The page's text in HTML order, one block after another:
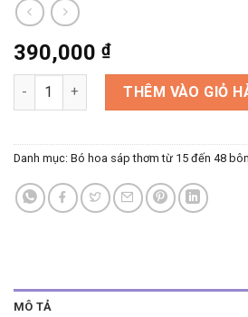
390,000 ₫
Bó hoa sáp 40 bông - 4 lớp số lượng
THÊM VÀO GIỎ
Danh mục: Bó hoa sáp thơm từ 15 đến 48
MÔ TẢ